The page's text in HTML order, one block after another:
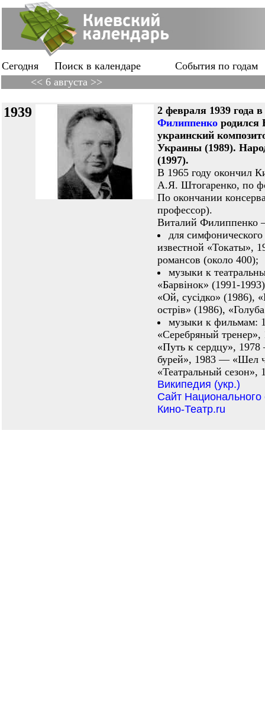
Сегодня Поиск в календаре
События по годам
<< 6 августа >>
1939
2 февраля 1939 года
Филиппенко
украинский
Украины (1989).
(1997).
В 1965 году окончил
А.Я. Штогаренко, по
По окончании
профессор).
Виталий Филиппенко
для
известной «Токаты»,
романсов (около 400);
музыки к
«Барвінок» (1991-
«Ой, сусідко» (1986),
острів» (1986),
музыки к фильмам:
«Серебряный
«Путь к сердцу»,
бурей», 1983 — «Шел
«Театральный сезон»,
Википедия (укр.)
Сайт
Кино-Театр.ru